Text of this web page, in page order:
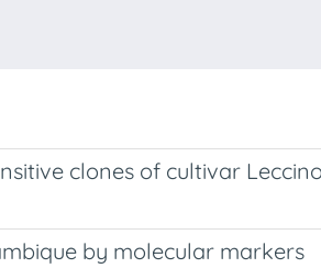
clones of cultivar
by molecular markers